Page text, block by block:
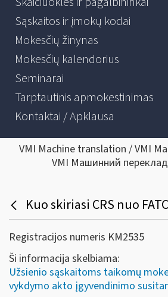
Sąskaitos ir įmokų kodai
Mokesčių žinynas
Mokesčių kalendorius
Seminarai
Tarptautinis apmokestinimas
Kontaktai / Apklausa
VMI Machine translation / VMI
VMI Машинний
Kuo skiriasi CRS nuo
Registracijos numeris KM2535
Ši informacija skelbiama:
Užsienio sąskaitoms taikomų
vykdymo akto įgyvendinimo